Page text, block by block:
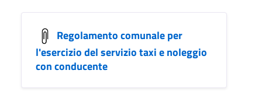
Regolamento comunale per
l'esercizio del servizio taxi e noleggio
con conducente